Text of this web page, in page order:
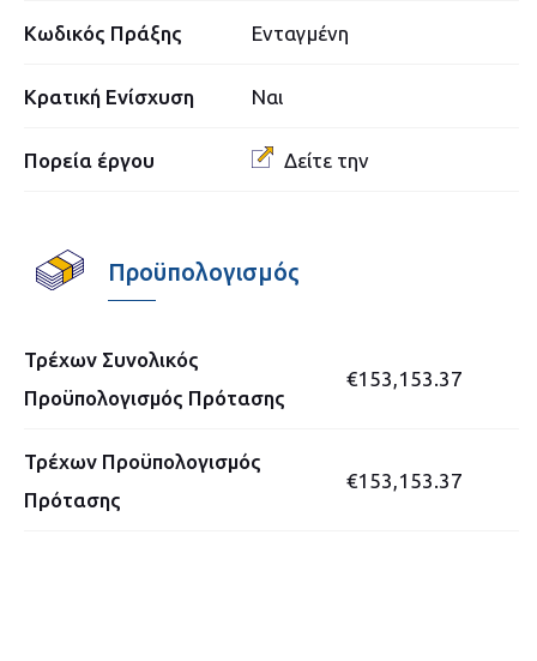
Κωδικός Πράξης Ενταγμένη
Κρατική Ενίσχυση Ναι
Πορεία έργου Δείτε την
Προϋπολογισμός
Τρέχων Συνολικός
Προϋπολογισμός Πρότασης
€153,153.37
Τρέχων Προϋπολογισμός
Πρότασης
€153,153.37